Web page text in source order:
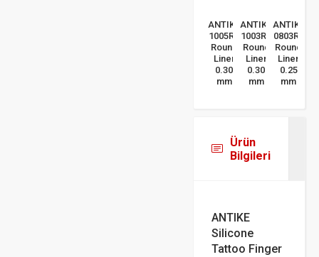
ANTIKE
1005RL
Round
Liner
0.30
mm
ANTIKE
1003RL
Round
Liner
0.30
mm
ANTIKE
0803RL
Round
Liner
0.25
mm
Ürün
Bilgileri
ANTIKE
Silicone
Tattoo Finger